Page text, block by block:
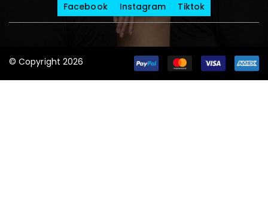
Facebook
Instagram Tiktok
© Copyright 2026